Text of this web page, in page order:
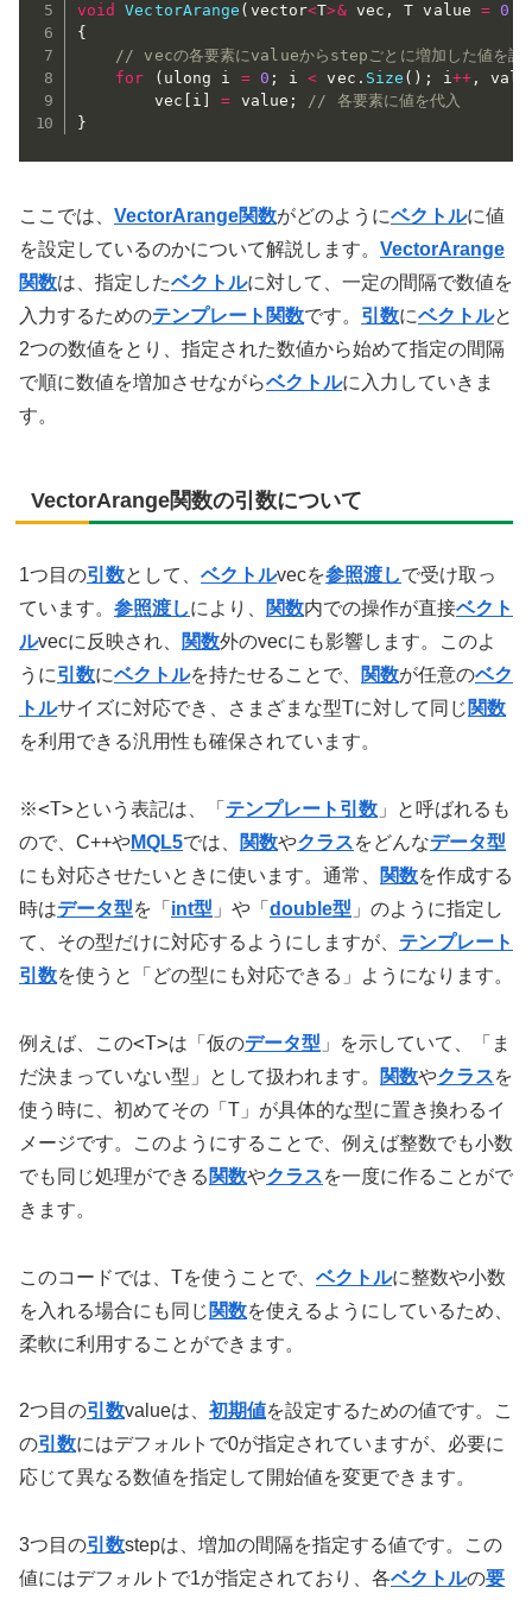
void
VectorArange ( vector<T>& vec , T value = 0.0
{
// vecの各要素にvalueからstepごとに増加した値を設
for
( ulong i = 0 ; i < vec . Size ( ) ; i++ ,
        vec
i = value ;
// 各要素に値を代入
}
ここでは、 VectorArange関数がどのようにベクトルに値
を設定しているのかについて解説します。 VectorArange
関数は、指定したベクトルに対して、一定の間隔で数値を
入力するためのテンプレート関数です。 引数にベクトルと
2つの数値をとり、指定された数値から始めて指定の間隔
で順に数値を増加させながらベクトルに入力していきま
す。
VectorArange関数の引数について
1つ目の引数として、 ベクトルvecを参照渡しで受け取っ
ています。 参照渡しにより、 関数内での操作が直接ベクト
ルvecに反映され、 関数外のvecにも影響します。このよ
うに引数にベクトルを持たせることで、 関数が任意のベク
トルサイズに対応でき、さまざまな型Tに対して同じ 関数
を利用できる汎用性も確保されています。
※<T>という表記は、「 テンプレート引数 」と呼ばれるも
ので、C++やMQL5では、 関数やクラスをどんなデータ型
にも対応させたいときに使います。通常、
関数を作成する
時はデータ型を「 int型 」や「 double型 」のように指定し
て、その型だけに対応するようにしますが、 テンプレート
引数を使うと「どの型にも対応できる」ようになります。
例えば、この<T>は「仮のデータ型 」を示していて、「ま
だ決まっていない型」として扱われます。
関数やクラスを
使う時に、初めてその「T」が具体的な型に置き換わるイ
メージです。このようにすることで、例えば整数でも小数
でも同じ処理ができる 関数やクラスを一度に作ることがで
きます。
このコードでは、 Tを使うことで、 ベクトルに整数や小数
を入れる場合にも同じ 関数を使えるようにしているため、
柔軟に利用することができます。
2つ目の引数valueは、 初期値を設定するための値です。こ
の引数にはデフォルトで0が指定されていますが、必要に
応じて異なる数値を指定して開始値を変更できます。
3つ目の引数stepは、増加の間隔を指定する値です。この
値にはデフォルトで1が指定されており、各ベクトルの要